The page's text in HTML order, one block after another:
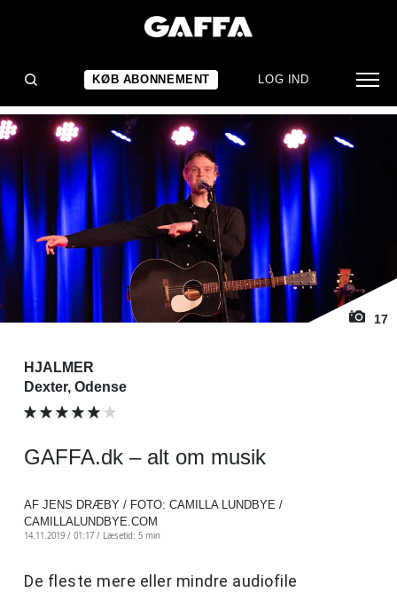
KØB ABONNEMENT LOG IND
KONCERTANMELDELSE
Hjertelige Hjalmer
17
HJALMER
Dexter, Odense
GAFFA.dk – alt om musik
AF JENS DRÆBY / FOTO: CAMILLA LUNDBYE /
CAMILLALUNDBYE.COM
14.11.2019 / 01:17 / Læsetid: 5 min
De fleste mere eller mindre audiofile